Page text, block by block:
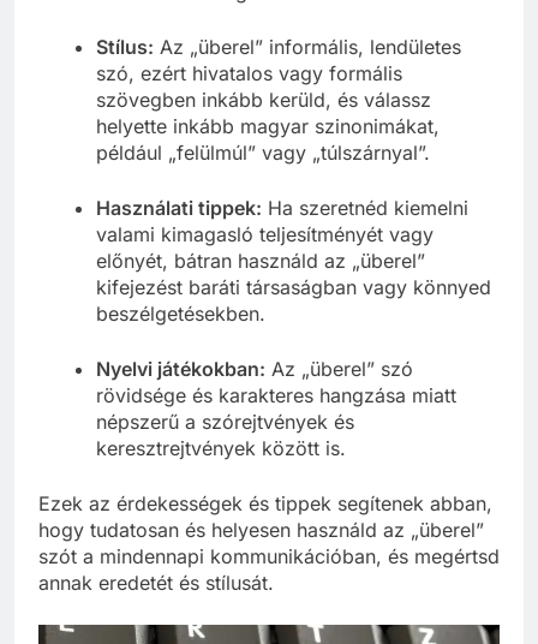
Stílus:Az „überel” informális, lendületes
szó, ezért hivatalos vagy formális
szövegben inkább kerüld, és válassz
helyette inkább magyar szinonimákat,
Használati tippek:Ha szeretnéd kiemelni
valami kimagasló teljesítményét vagy
előnyét, bátran használd az „überel”
kifejezést baráti társaságban vagy könnyed
Nyelvi játékokban:Az „überel” szó
rövidsége és karakteres hangzása miatt
népszerű a szórejtvények és
Ezek az érdekességek és tippek segítenek abban,
hogy tudatosan és helyesen használd az „überel”
szót a mindennapi kommunikációban, és megértsd